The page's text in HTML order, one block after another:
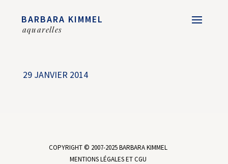
BARBARA KIMMEL
aquarelles
29 JANVIER 2014
COPYRIGHT © 2007-2025 BARBARA KIMMEL
MENTIONS LÉGALES ET CGU